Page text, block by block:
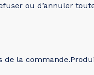
ou d’annuler
la